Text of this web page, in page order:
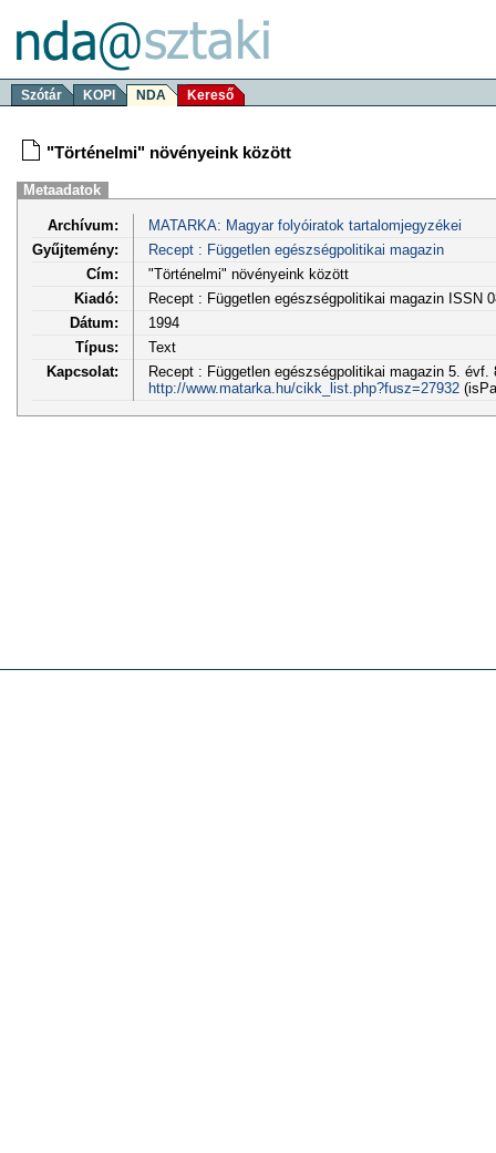
Szótár KOPI NDA Kereső
"Történelmi" növényeink között
Metaadatok
Archívum:
MATARKA: Magyar folyóiratok tartalomjegyzékei
Gyűjtemény:
Recept : Független egészségpolitikai magazin
Cím:
"Történelmi" növényeink között
Kiadó:
Recept : Független egészségpolitikai magazin ISSN
Dátum:
1994
Típus:
Text
Kapcsolat:
Recept : Független egészségpolitikai magazin 5. évf.
http://www.matarka.hu/cikk_list.php?fusz=27932